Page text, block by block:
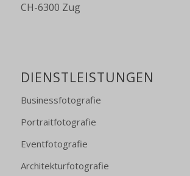
CH-6300 Zug
DIENSTLEISTUNGEN
Businessfotografie
Portraitfotografie
Eventfotografie
Architekturfotografie